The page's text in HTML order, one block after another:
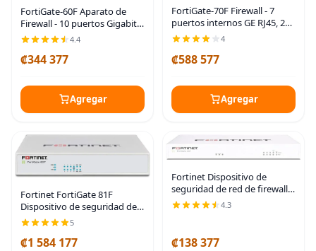
FortiGate-60F Aparato de
Firewall - 10 puertos Gigabit
Ethernet RJ45, incluye DMZ,
WAN y puertos internos (solo
aparato, sin suscripción) (FG-
4.4
₡344 377
Agregar
FortiGate-70F Firewall - 7
puertos internos GE RJ45, 2
puertos WAN GE RJ45 (solo
dispositivo, sin suscripción)
(FG-70F)
4
₡588 577
Agregar
Fortinet FortiGate 81F
Dispositivo de seguridad de
red / cortafuegos - 10
puertos - 1000Base-T,
1000Base-X - Gigabit Ethernet
5
₡1 584 177
Fortinet Dispositivo de
seguridad de red de firewall
FG-40F FortiGate 40F con
adaptador de corriente [sin
registro en
4.3
₡138 377